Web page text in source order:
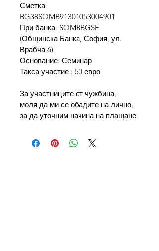
Сметка:
BG38SOMB91301053004901
При банка: SOMBBGSF
(Общинска Банка, София, ул.
Врабча 6)
Основание: Семинар
Такса участие : 50 евро
За участниците от чужбина,
моля да ми се обадите на лично,
за да уточним начина на плащане.